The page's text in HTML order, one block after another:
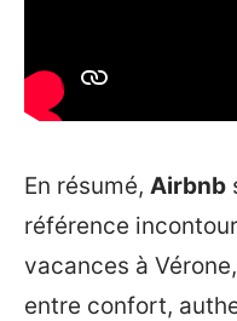
En résumé, Airbnb
référence
vacances à
entre confort,